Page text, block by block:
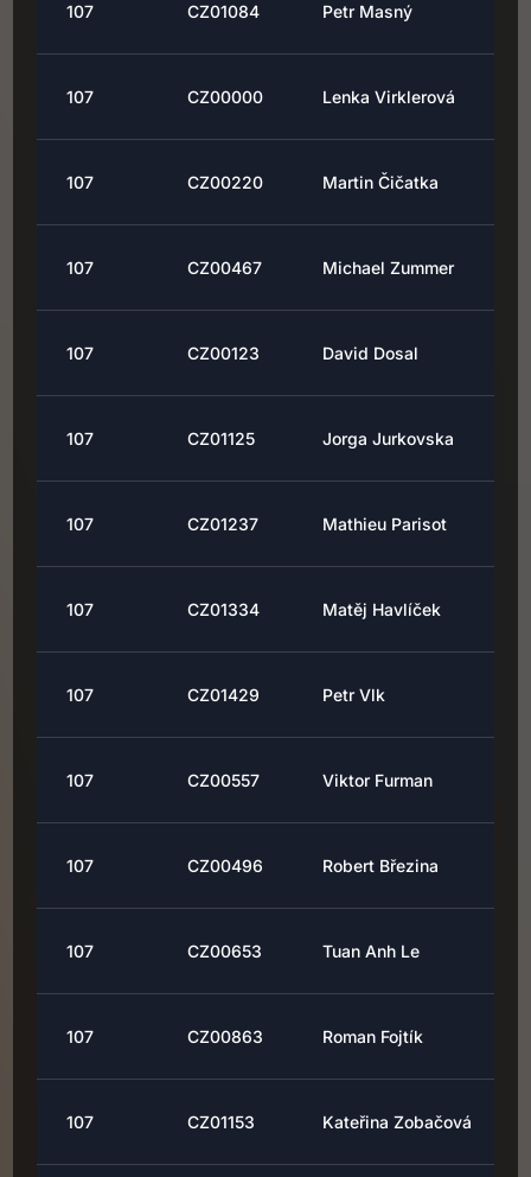
107 CZ01084 Petr Masný
107 CZ00000 Lenka Virklerová
107 CZ00220 Martin Čičatka
107 CZ00467 Michael Zummer
107 CZ00123 David Dosal
107 CZ01125 Jorga Jurkovska
107 CZ01237 Mathieu Parisot
107 CZ01334 Matěj Havlíček
107 CZ01429 Petr Vlk
107 CZ00557 Viktor Furman
107 CZ00496 Robert Březina
107 CZ00653 Tuan Anh Le
107 CZ00863 Roman Fojtík
107 CZ01153 Kateřina Zobačová